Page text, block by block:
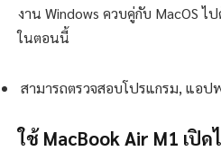
งาน Windows ควบคู่กับ MacOS ไ
ในตอนนี้
สามารถตรวจสอบโปรแกรม, แอป
ใช้ MacBook Air M1 เปิ